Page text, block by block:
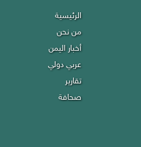
HOME
About Us
Politics
Reports
Press
Sport
الرئيسية
من نحن
أخبار اليمن
عربي دولي
تقارير
صحافة